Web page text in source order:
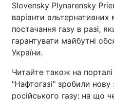
Slovensky Plynarensky
варіанти
постачання газу в разі,
гарантувати майбутні
України.
Читайте також на
"Нафтогазі" зробили нову
російського газу: на що